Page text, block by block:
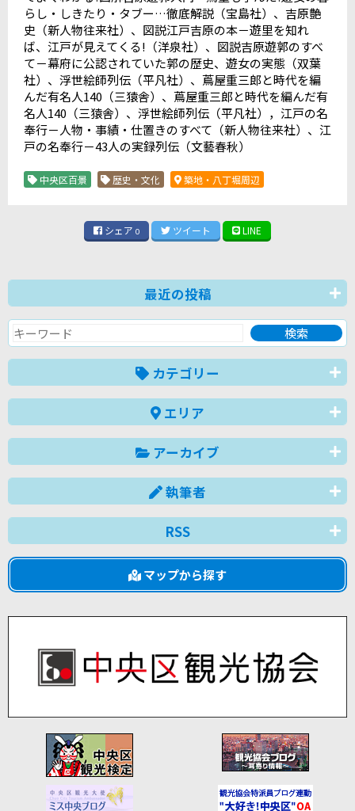
らし・しきたり・タブー…徹底解説（宝島社）、吉原艶
史（新人物往来社）、図説江戸吉原の本－遊里を知れ
ば、江戸が見えてくる! （洋泉社）、図説吉原遊郭のすべ
て－幕府に公認されていた郭の歴史、遊女の実態（双葉
社）、浮世絵師列伝（平凡社）、蔦屋重三郎と時代を編
んだ有名人140 （三猿舎）、蔦屋重三郎と時代を編んだ有
名人140 （三猿舎）、浮世絵師列伝（平凡社），江戸の名
奉行－人物・事績・仕置きのすべて（新人物往来社）、江
戸の名奉行－43人の実録列伝（文藝春秋）
中央区百景 歴史・文化 築地・八丁堀周辺
シェア 0 ツイート LINE
最近の投稿
カテゴリー
エリア
アーカイブ
執筆者
RSS
マップから探す